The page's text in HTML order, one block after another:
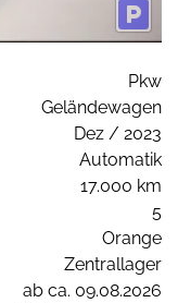
Pkw
Geländewagen
Dez / 2023
Automatik
17.000 km
5
Orange
Zentrallager
ab ca. 09.08.2026